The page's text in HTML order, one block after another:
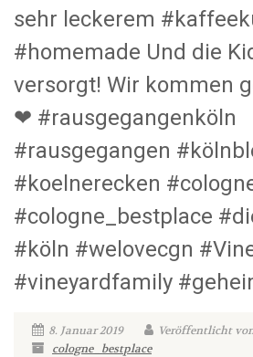
sehr leckerem
#homemade Und die
versorgt! Wir kommen
❤ #rausgegangenköln
#rausgegangen
#koelnerecken
#cologne_bestplace
#köln #welovecgn
#vineyardfamily
8. Januar 2019
Veröffentlicht
cologne_bestplace